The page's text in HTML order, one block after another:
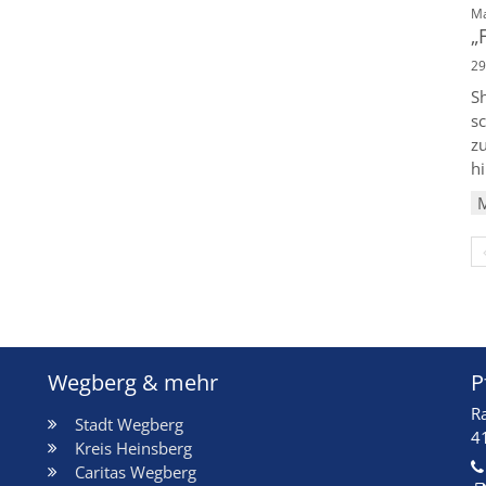
Wegberg & mehr
Stadt Wegberg
Kreis Heinsberg
Caritas Wegberg